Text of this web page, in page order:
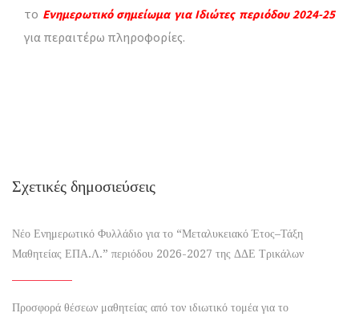
το Ενημερωτικό σημείωμα για Ιδιώτες περιόδου 2024-25
για περαιτέρω πληροφορίες.
Σχετικές δημοσιεύσεις
Νέο Ενημερωτικό Φυλλάδιο για το “Μεταλυκειακό Έτος–Τάξη
Μαθητείας ΕΠΑ.Λ.” περιόδου 2026-2027 της ΔΔΕ Τρικάλων
Προσφορά θέσεων μαθητείας από τον ιδιωτικό τομέα για το